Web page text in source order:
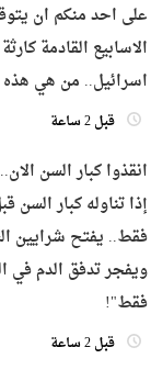
على احد منكم ان
الاسابيع القادمة
اسرائيل.. من هي هذه
قبل 2 ساعة
انقذوا كبار السن
فقط.. يفتح شرايين
فقط"!
قبل 2 ساعة